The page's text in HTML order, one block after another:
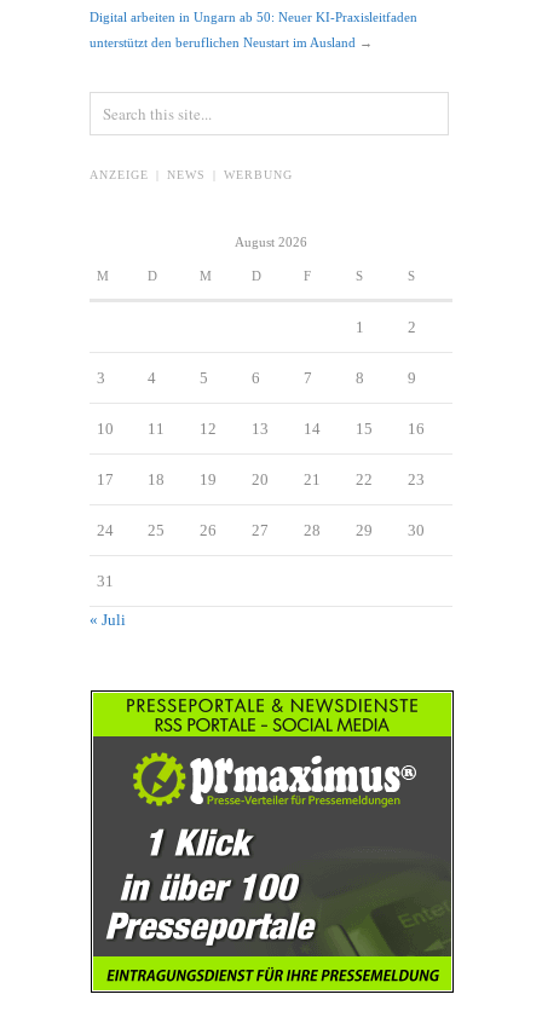
Digital arbeiten in Ungarn ab 50: Neuer KI-Praxisleitfaden
unterstützt den beruflichen Neustart im Ausland →
ANZEIGE | NEWS | WERBUNG
August 2026
M D M D F S S
1 2
3 4 5 6 7 8 9
10 11 12 13 14 15 16
17 18 19 20 21 22 23
24 25 26 27 28 29 30
31
« Juli